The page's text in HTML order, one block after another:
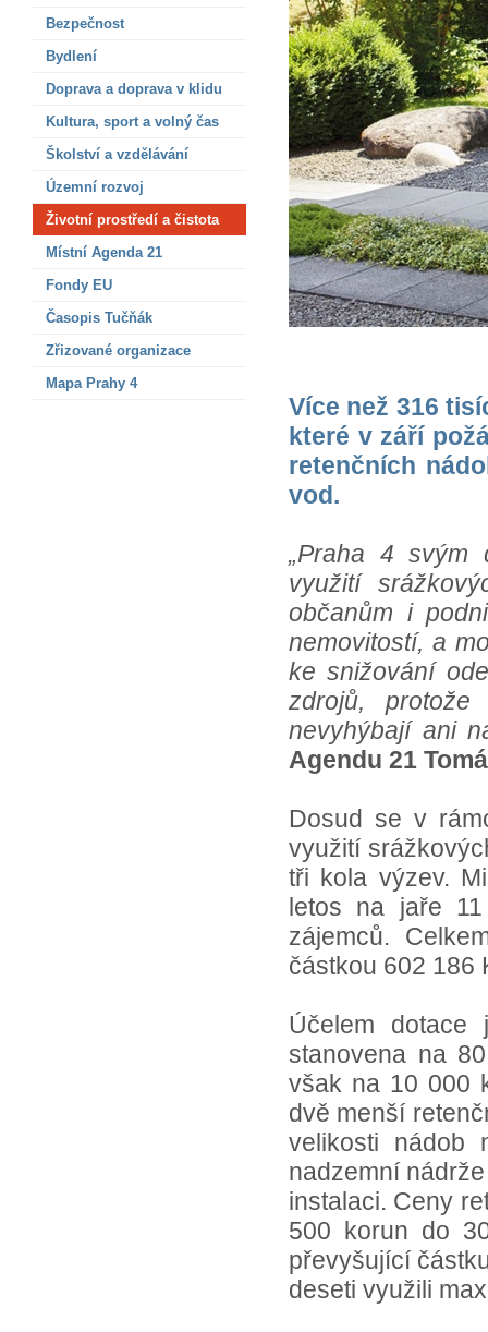
Bezpečnost
Bydlení
Doprava a doprava v klidu
Kultura, sport a volný čas
Školství a vzdělávání
Územní rozvoj
Životní prostředí a čistota
Místní Agenda 21
Fondy EU
Časopis Tučňák
Zřizované organizace
Mapa Prahy 4
Více než 316
které v září
retenčních
vod.
„Praha 4 svým
využití
občanům i
nemovitostí, a
ke snižování
zdrojů, protože
nevyhýbají ani
Agendu 21
Dosud se v
využití
tři kola výzev.
letos na jaře
zájemců.
částkou 602 186
Účelem dotace
stanovena na
však na 10 000
dvě menší
velikosti nádob
nadzemní
instalaci. Ceny
500 korun do
převyšující
deseti využili